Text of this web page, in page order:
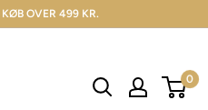
KØB OVER 499 KR.
0